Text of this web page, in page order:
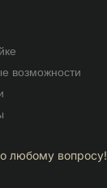
возможности
любому вопросу!